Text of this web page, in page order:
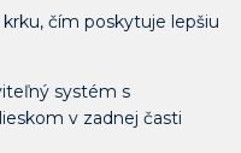
čím poskytuje lepšiu
systém s
v zadnej časti